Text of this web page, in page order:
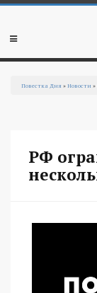
Перейти к основному
Мобильное
Повестка Дня »Новости
РФ